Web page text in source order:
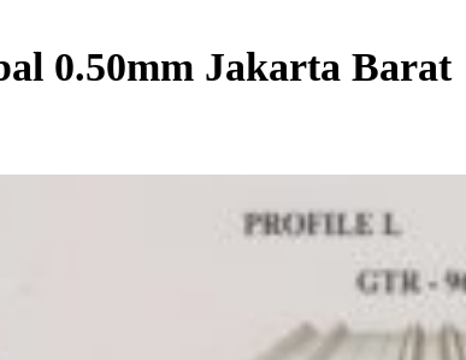
0.50mm Jakarta Barat